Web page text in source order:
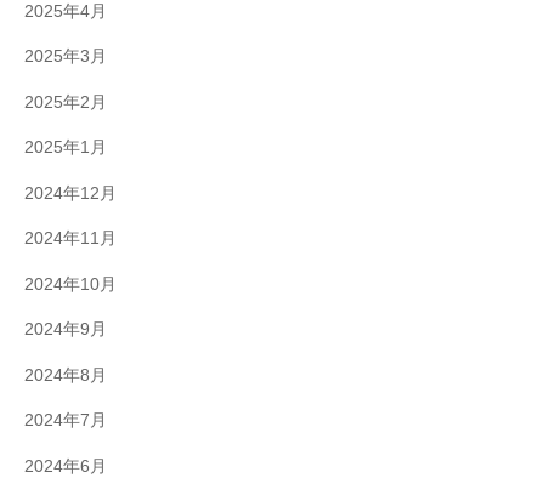
2025年4月
2025年3月
2025年2月
2025年1月
2024年12月
2024年11月
2024年10月
2024年9月
2024年8月
2024年7月
2024年6月